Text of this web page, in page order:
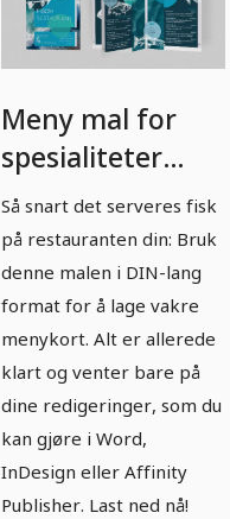
Meny mal for
spesialiteter
med fisk - DIN-
lang
Så snart det serveres fisk
på restauranten din: Bruk
denne malen i DIN-lang
format for å lage vakre
menykort. Alt er allerede
klart og venter bare på
dine redigeringer, som du
kan gjøre i Word,
InDesign eller Affinity
Publisher. Last ned nå!